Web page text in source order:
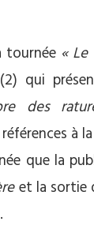
tournée «
qui
des
à
que la
et la sortie